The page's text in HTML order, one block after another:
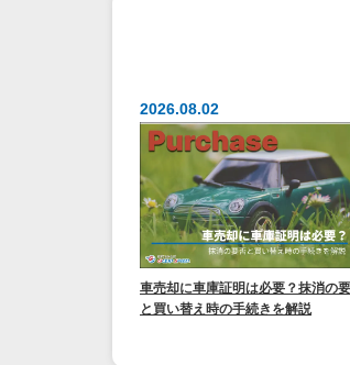
2026.08.02
車売却に車庫証明は必要？抹消の
と買い替え時の手続きを解説